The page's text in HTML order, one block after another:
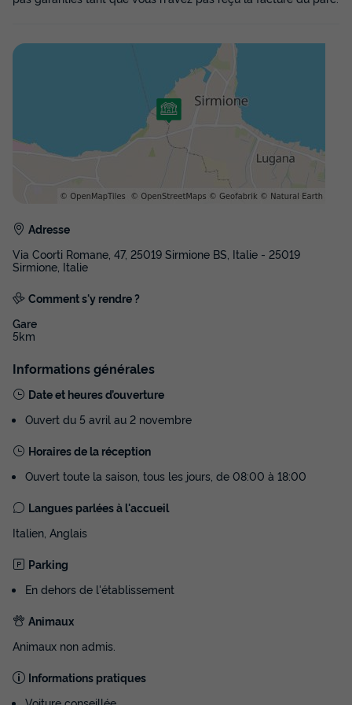
MOBILHOME 6 personnes - MAXICARAVAN PRESTIGE
Modifier les dates
Voir les disponibilités
MOBILHOME 6 personnes - MAXICARAVAN
DELUXE
Surface
33m²
Adultes
6
Voir le plan 2D Terrasse couverte
Réfrigérateur
Salon de jardin
MOBILHOME 6 personnes - MAXICARAVAN DELUXE
Meilleur prix pour 7 nuits
Modifier les dates
Adresse
Via Coorti Romane, 47, 25019 Sirmione BS, Italie - 25019
Sirmione, Italie
Comment s'y rendre ?
Gare
5km
Informations générales
Date et heures d’ouverture
Ouvert du 5 avril au 2 novembre
Horaires de la réception
Ouvert toute la saison, tous les jours, de 08:00 à 18:00
Langues parlées à l'accueil
Italien, Anglais
Parking
En dehors de l'établissement
Animaux
Animaux non admis.
Informations pratiques